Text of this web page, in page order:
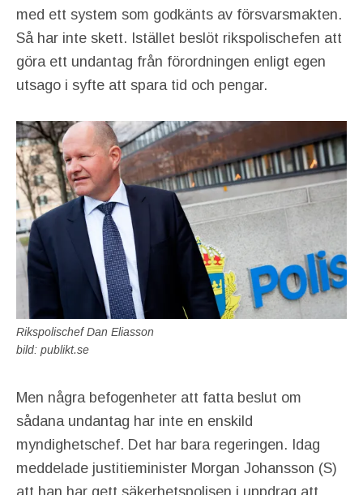
med ett system som godkänts av försvarsmakten.
Så har inte skett. Istället beslöt rikspolischefen att
göra ett undantag från förordningen enligt egen
utsago i syfte att spara tid och pengar.
Rikspolischef Dan Eliasson
bild: publikt.se
Men några befogenheter att fatta beslut om
sådana undantag har inte en enskild
myndighetschef. Det har bara regeringen. Idag
meddelade justitieminister Morgan Johansson (S)